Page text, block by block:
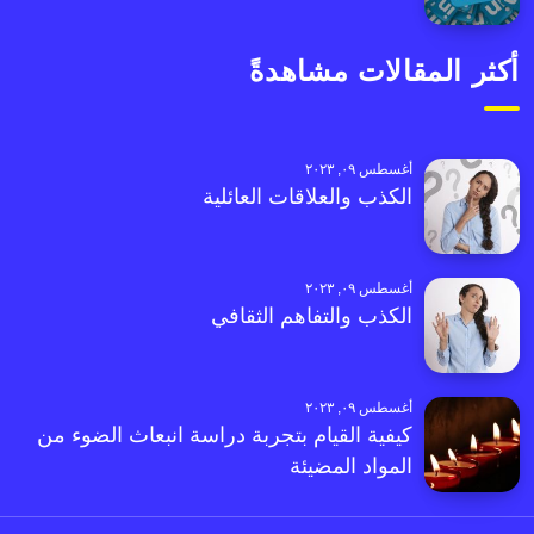
أكثر المقالات مشاهدةً
أغسطس ٠٩, ٢٠٢٣
الكذب والعلاقات العائلية
أغسطس ٠٩, ٢٠٢٣
الكذب والتفاهم الثقافي
أغسطس ٠٩, ٢٠٢٣
كيفية القيام بتجربة دراسة انبعاث الضوء من
المواد المضيئة